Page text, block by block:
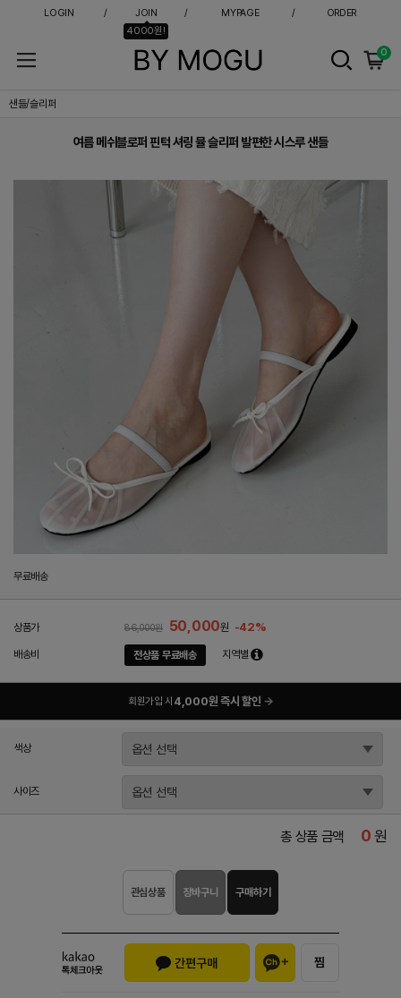
LOGIN
JOIN
4000원!
MYPAGE ORDER
0
여름 메쉬블로퍼 핀턱 셔링 뮬 슬리퍼 발편한 시스루 샌들
샌들/슬리퍼
여름 메쉬블로퍼 핀턱 셔링 뮬 슬리퍼 발편한 시스루 샌들
무료배송
상품가 86,000원 50,000원 -42%
배송비 전상품 무료배송 지역별
회원가입 시 4,000원 즉시 할인 →
색상
사이즈
총 상품 금액 0 원
관심상품 장바구니 구매하기